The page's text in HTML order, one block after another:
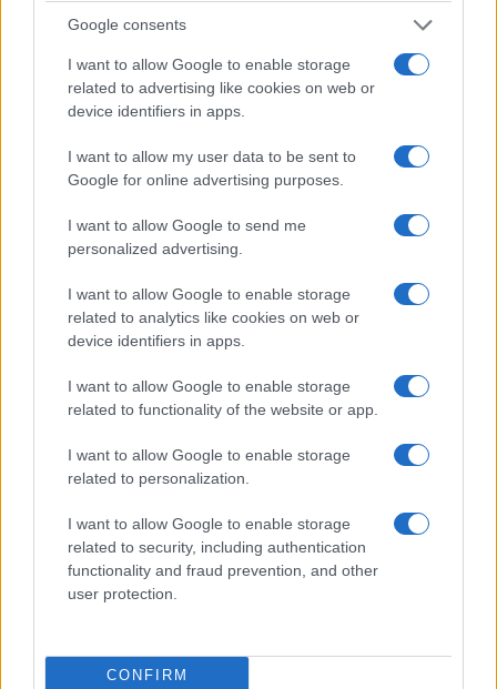
Google consents
I want to allow Google to enable storage
related to advertising like cookies on web or
device identifiers in apps.
I want to allow my user data to be sent to
Google for online advertising purposes.
I want to allow Google to send me
personalized advertising.
I want to allow Google to enable storage
related to analytics like cookies on web or
device identifiers in apps.
I want to allow Google to enable storage
related to functionality of the website or app.
I want to allow Google to enable storage
related to personalization.
I want to allow Google to enable storage
related to security, including authentication
functionality and fraud prevention, and other
user protection.
CONFIRM
και εγκαταστάθηκε στη Φλόριντα.
Το 1971
επέστρεψε στην Ελλάδα
έπειτα από 34 χρόνια
και έπαιζε γκολφ για να γεμίζει τον ελεύθερο
χρόνο του. Πέθανε στις 31 Οκτωβρίου 1985
από καρδιακό επεισόδιο, σε ηλικία 67 ετών.
Google
News
ΔΙΑΒΑΣΤΕΑΚΟΜΗ